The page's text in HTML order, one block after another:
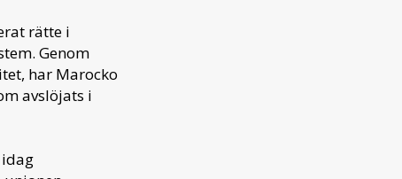
rätte i
Genom
har Marocko
avslöjats i